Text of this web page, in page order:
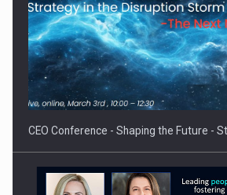
Hard Enduro Piatra Craiului 2026, fueled
CEO Conference - Shaping the Future -